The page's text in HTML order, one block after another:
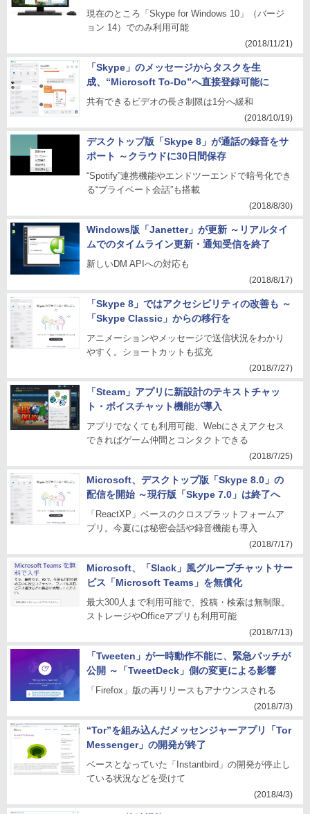
現在のところ「Skype for Windows 10」（バージ
ョン 14）でのみ利用可能
(2018/11/21)
「Skype」のメッセージからタスクを生
成、“Microsoft To-Do”へ直接登録可能に
共有できるビデオの長さ制限は1分へ緩和
(2018/10/19)
デスクトップ版「Skype 8」が通話の録音をサ
ポート ～クラウドに30日間保存
“Spotify”連携機能やエンドツーエンドで暗号化でき
る“プライベート会話”も搭載
(2018/8/30)
Windows版「Janetter」が更新 ～リアルタイ
ムでのタイムライン更新・通知受信を終了
新しいDM APIへの対応も
(2018/8/17)
「Skype 8」ではアクセシビリティの改善も ～
「Skype Classic」からの移行を
アニメーションやメッセージで送信状況をわかり
やすく。ショートカットも拡充
(2018/7/27)
「Steam」アプリに新設計のテキストチャッ
ト・ボイスチャット機能が導入
アプリでなくても利用可能、Webにさえアクセス
できればゲーム仲間とコンタクトできる
(2018/7/25)
Microsoft、デスクトップ版「Skype 8.0」の
配信を開始 ～現行版「Skype 7.0」は終了へ
「ReactXP」ベースのクロスプラットフォームア
プリ。今夏には秘密会話や録音機能も導入
(2018/7/17)
Microsoft、「Slack」風グループチャットサー
ビス「Microsoft Teams」を無償化
最大300人まで利用可能で、投稿・検索は無制限。
ストレージやOfficeアプリも利用可能
(2018/7/13)
「Tweeten」が一時動作不能に、緊急パッチが
公開 ～「TweetDeck」側の変更による影響
「Firefox」版の再リリースもアナウンスされる
(2018/7/3)
“Tor”を組み込んだメッセンジャーアプリ「Tor
Messenger」の開発が終了
ベースとなっていた「Instantbird」の開発が停止し
ている状況などを受けて
(2018/4/3)